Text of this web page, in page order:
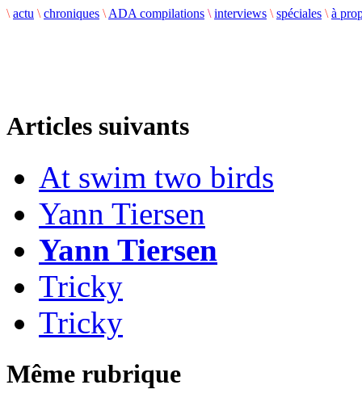
\ actu \ chroniques \ ADA compilations \ interviews \ spéciales \ à
Articles suivants
At swim two birds
Yann Tiersen
Yann Tiersen
Tricky
Tricky
Même rubrique